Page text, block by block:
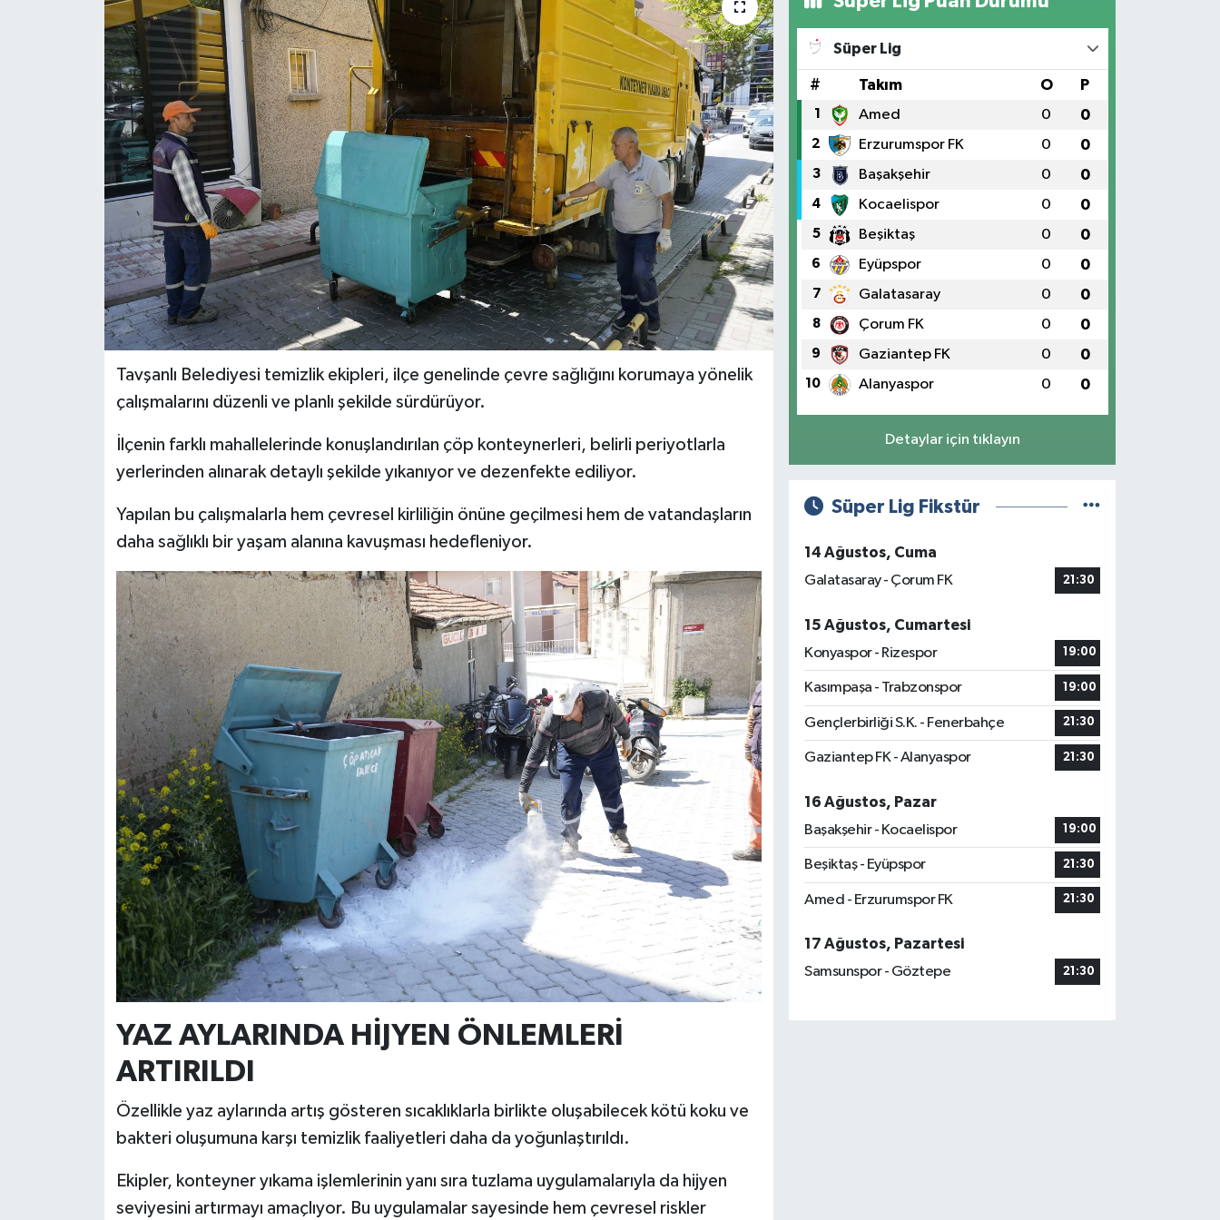
Tavşanlı Belediyesi temizlik ekipleri, ilçe genelinde çevre sağlığını korumaya yönelik
çalışmalarını düzenli ve planlı şekilde sürdürüyor.
İlçenin farklı mahallelerinde konuşlandırılan çöp konteynerleri, belirli periyotlarla
yerlerinden alınarak detaylı şekilde yıkanıyor ve dezenfekte ediliyor.
Yapılan bu çalışmalarla hem çevresel kirliliğin önüne geçilmesi hem de vatandaşların
daha sağlıklı bir yaşam alanına kavuşması hedefleniyor.
YAZ AYLARINDA HİJYEN ÖNLEMLERİ
ARTIRILDI
Özellikle yaz aylarında artış gösteren sıcaklıklarla birlikte oluşabilecek kötü koku ve
bakteri oluşumuna karşı temizlik faaliyetleri daha da yoğunlaştırıldı.
Ekipler, konteyner yıkama işlemlerinin yanı sıra tuzlama uygulamalarıyla da hijyen
seviyesini artırmayı amaçlıyor. Bu uygulamalar sayesinde hem çevresel riskler
Süper Lig
# Takım O P
1 Amed 0 0
2 Erzurumspor FK 0 0
3 Başakşehir 0 0
4 Kocaelispor 0 0
5 Beşiktaş 0 0
6 Eyüpspor 0 0
7 Galatasaray 0 0
8 Çorum FK 0 0
9 Gaziantep FK 0 0
10 Alanyaspor 0 0
Detaylar için tıklayın
Süper Lig Fikstür
14 Ağustos, Cuma
Galatasaray - Çorum FK
21:30
15 Ağustos, Cumartesi
Konyaspor - Rizespor
19:00
Kasımpaşa - Trabzonspor 19:00
Gençlerbirliği S.K. - Fenerbahçe 21:30
Gaziantep FK - Alanyaspor 21:30
16 Ağustos, Pazar
Başakşehir - Kocaelispor
19:00
Beşiktaş - Eyüpspor 21:30
Amed - Erzurumspor FK 21:30
17 Ağustos, Pazartesi
Samsunspor - Göztepe
21:30
Ekonomi
Kültür Sanat
Resmi İlan
Rüya Tabirleri